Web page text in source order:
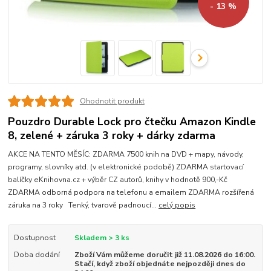
- 13 %
Ohodnotit produkt
Pouzdro Durable Lock pro čtečku Amazon Kindle
8, zelené + záruka 3 roky + dárky zdarma
AKCE NA TENTO MĚSÍC: ZDARMA 7500 knih na DVD + mapy, návody,
programy, slovníky atd. (v elektronické podobě) ZDARMA startovací
balíčky eKnihovna.cz + výběr CZ autorů, knihy v hodnotě 900,-Kč
ZDARMA odborná podpora na telefonu a emailem ZDARMA rozšířená
záruka na 3 roky Tenký, tvarově padnoucí... celý popis
Dostupnost
Skladem > 3 ks
Doba dodání
Zboží Vám můžeme doručit již 11.08.2026 do 16:00.
Stačí, když zboží objednáte nejpozději dnes do